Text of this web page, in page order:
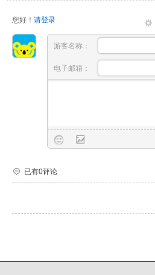
您好！ 请登录
游客名称：
电子邮箱：
已有0评论